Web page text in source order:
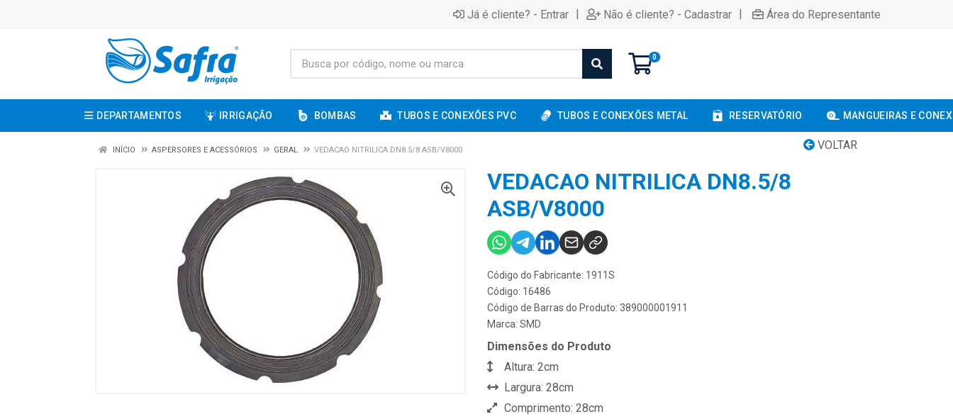
Já é cliente? - Entrar | Não é cliente? - Cadastrar | Área do Representante
0
DEPARTAMENTOS IRRIGAÇÃO BOMBAS TUBOS E CONEXÕES PVC TUBOS E CONEXÕES METAL RESERVATÓRIO MANGUEIRAS E
VOLTAR
INÍCIO ASPERSORES E ACESSÓRIOS GERAL VEDACAO NITRILICA DN8.5/8 ASB/V8000
VEDACAO NITRILICA DN8.5/8
ASB/V8000
Código do Fabricante: 1911S
Código: 16486
Código de Barras do Produto: 389000001911
Marca: SMD
Dimensões do Produto
Altura: 2cm
Largura: 28cm
Comprimento: 28cm